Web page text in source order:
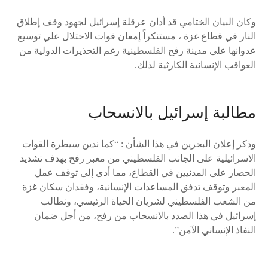
وكان البيان الختامي قد أدان عرقلة إسرائيل لجهود وقف إطلاق
النار في قطاع غزة ، مستنكراً إمعان قوات الاحتلال علي توسيع
عدوانها على مدينة رفح الفلسطينية رغم التحذيرات الدولية من
العواقب الإنسانية الكارثية لذلك.
مطالبة إسرائيل بالانسحاب
وذكر إعلان البحرين في هذا الشأن : “كما ندين سيطرة القوات
الاسرائيلية على الجانب الفلسطيني من معبر رفح بهدف تشديد
الحصار على المدنيين في القطاع، مما أدى إلى توقف عمل
المعبر وتوقف تدفق المساعدات الإنسانية، وفقدان سكان غزة
من الشعب الفلسطيني لشريان الحياة الرئيسي، ونطالب
إسرائيل في هذا الصدد بالانسحاب من رفح، من أجل ضمان
النفاذ الإنساني الآمن”.